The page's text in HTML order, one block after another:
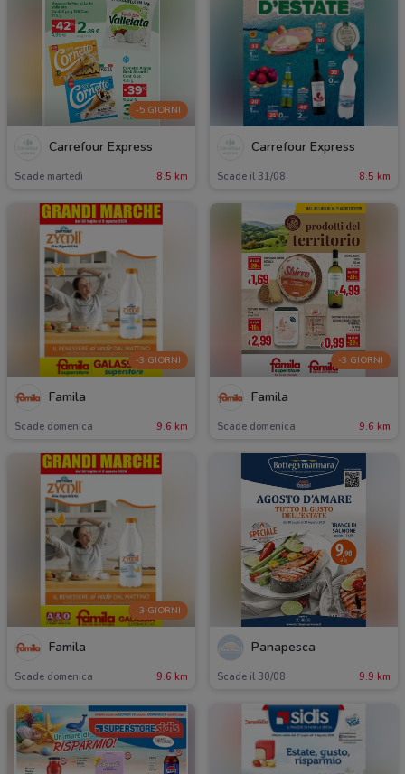
-5 GIORNI
Carrefour Express
Scade martedì 8.5 km
Carrefour Express
Scade il 31/08 8.5 km
-3 GIORNI
Famila
Scade domenica 9.6 km
-3 GIORNI
Famila
Scade domenica 9.6 km
-3 GIORNI
Famila
Scade domenica 9.6 km
Panapesca
Scade il 30/08 9.9 km